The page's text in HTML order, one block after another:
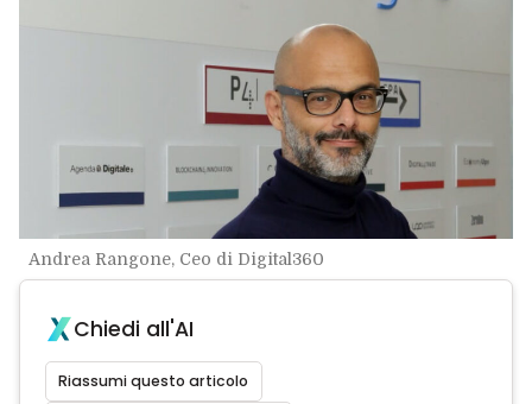
Andrea Rangone, Ceo di Digital360
Chiedi all'AI
Riassumi questo articolo